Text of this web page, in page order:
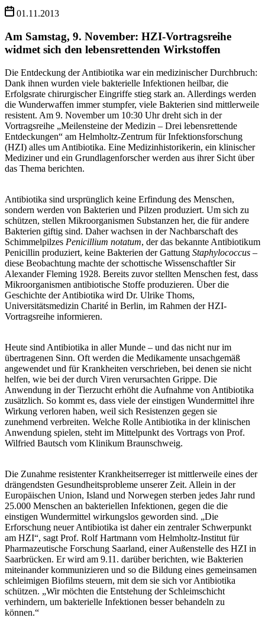
01.11.2013
Am Samstag, 9. November: HZI-Vortragsreihe
widmet sich den lebensrettenden Wirkstoffen
Die Entdeckung der Antibiotika war ein medizinischer Durchbruch:
Dank ihnen wurden viele bakterielle Infektionen heilbar, die
Erfolgsrate chirurgischer Eingriffe stieg stark an. Allerdings werden
die Wunderwaffen immer stumpfer, viele Bakterien sind mittlerweile
resistent. Am 9. November um 10:30 Uhr dreht sich in der
Vortragsreihe „Meilensteine der Medizin – Drei lebensrettende
Entdeckungen“ am Helmholtz-Zentrum für Infektionsforschung
(HZI) alles um Antibiotika. Eine Medizinhistorikerin, ein klinischer
Mediziner und ein Grundlagenforscher werden aus ihrer Sicht über
das Thema berichten.
Antibiotika sind ursprünglich keine Erfindung des Menschen,
sondern werden von Bakterien und Pilzen produziert. Um sich zu
schützen, stellen Mikroorganismen Substanzen her, die für andere
Bakterien giftig sind. Daher wachsen in der Nachbarschaft des
Schimmelpilzes Penicillium notatum, der das bekannte Antibiotikum
Penicillin produziert, keine Bakterien der Gattung Staphylococcus –
diese Beobachtung machte der schottische Wissenschaftler Sir
Alexander Fleming 1928. Bereits zuvor stellten Menschen fest, dass
Mikroorganismen antibiotische Stoffe produzieren. Über die
Geschichte der Antibiotika wird Dr. Ulrike Thoms,
Universitätsmedizin Charité in Berlin, im Rahmen der HZI-
Vortragsreihe informieren.
Heute sind Antibiotika in aller Munde – und das nicht nur im
übertragenen Sinn. Oft werden die Medikamente unsachgemäß
angewendet und für Krankheiten verschrieben, bei denen sie nicht
helfen, wie bei der durch Viren verursachten Grippe. Die
Anwendung in der Tierzucht erhöht die Aufnahme von Antibiotika
zusätzlich. So kommt es, dass viele der einstigen Wundermittel ihre
Wirkung verloren haben, weil sich Resistenzen gegen sie
zunehmend verbreiten. Welche Rolle Antibiotika in der klinischen
Anwendung spielen, steht im Mittelpunkt des Vortrags von Prof.
Wilfried Bautsch vom Klinikum Braunschweig.
Die Zunahme resistenter Krankheitserreger ist mittlerweile eines der
drängendsten Gesundheitsprobleme unserer Zeit. Allein in der
Europäischen Union, Island und Norwegen sterben jedes Jahr rund
25.000 Menschen an bakteriellen Infektionen, gegen die die
einstigen Wundermittel wirkungslos geworden sind. „Die
Erforschung neuer Antibiotika ist daher ein zentraler Schwerpunkt
am HZI“, sagt Prof. Rolf Hartmann vom Helmholtz-Institut für
Pharmazeutische Forschung Saarland, einer Außenstelle des HZI in
Saarbrücken. Er wird am 9.11. darüber berichten, wie Bakterien
miteinander kommunizieren und so die Bildung eines gemeinsamen
schleimigen Biofilms steuern, mit dem sie sich vor Antibiotika
schützen. „Wir möchten die Entstehung der Schleimschicht
verhindern, um bakterielle Infektionen besser behandeln zu
können.“